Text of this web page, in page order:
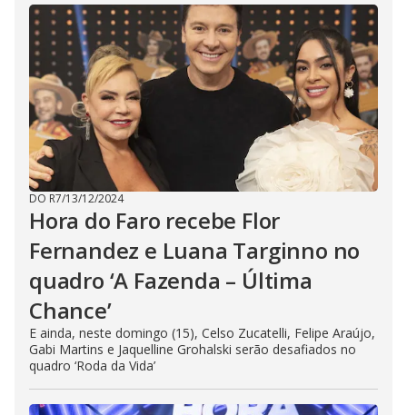
DO R7/13/12/2024
Hora do Faro recebe Flor
Fernandez e Luana Targinno no
quadro ‘A Fazenda – Última
Chance’
E ainda, neste domingo (15), Celso Zucatelli, Felipe Araújo,
Gabi Martins e Jaquelline Grohalski serão desafiados no
quadro ‘Roda da Vida’